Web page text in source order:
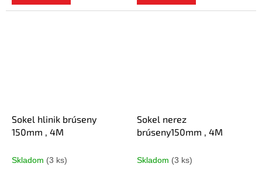
Sokel hlinik brúseny
150mm , 4M
Skladom (3 ks)
Sokel nerez
brúseny150mm , 4M
Skladom (3 ks)